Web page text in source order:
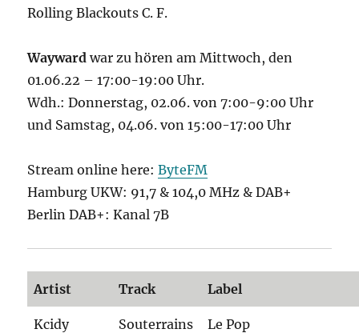
Rolling Blackouts C. F.
Waywardwar zu hören am Mittwoch, den
01.06.22 – 17:00-19:00 Uhr.
Wdh.: Donnerstag, 02.06. von 7:00-9:00 Uhr
und Samstag, 04.06. von 15:00-17:00 Uhr
Stream online here:ByteFM
Hamburg UKW: 91,7 & 104,0 MHz & DAB+
Berlin DAB+: Kanal 7B
Artist Track Label
Kcidy Souterrains Le Pop